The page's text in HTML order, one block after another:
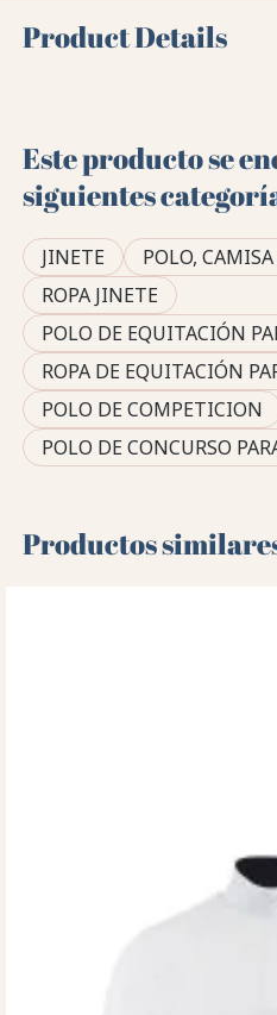
Product Details
Este producto se
siguientes
JINETE
POLO,
ROPA JINETE
POLO DE EQUITACIÓN
ROPA DE EQUITACIÓN
POLO DE COMPETICION
POLO DE CONCURSO
Productos